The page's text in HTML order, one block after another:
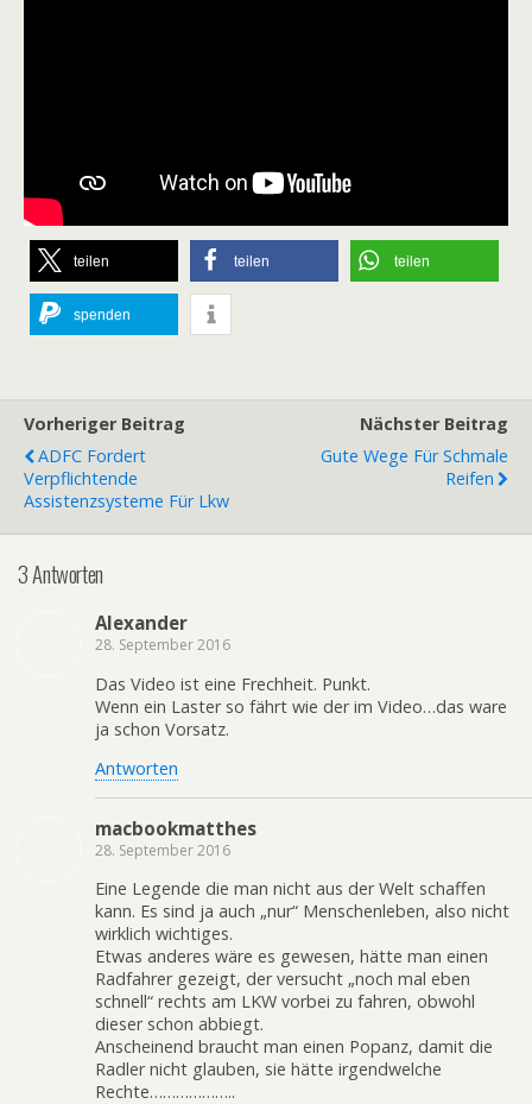
teilen teilen teilen
spenden
Vorheriger Beitrag
ADFC Fordert
Verpflichtende
Assistenzsysteme Für Lkw
Nächster Beitrag
Gute Wege Für Schmale
Reifen
3 Antworten
Alexander
28. September 2016
Das Video ist eine Frechheit. Punkt.
Wenn ein Laster so fährt wie der im Video…das ware
ja schon Vorsatz.
Antworten
macbookmatthes
28. September 2016
Eine Legende die man nicht aus der Welt schaffen
kann. Es sind ja auch „nur“ Menschenleben, also nicht
wirklich wichtiges.
Etwas anderes wäre es gewesen, hätte man einen
Radfahrer gezeigt, der versucht „noch mal eben
schnell“ rechts am LKW vorbei zu fahren, obwohl
dieser schon abbiegt.
Anscheinend braucht man einen Popanz, damit die
Radler nicht glauben, sie hätte irgendwelche
Rechte………………..